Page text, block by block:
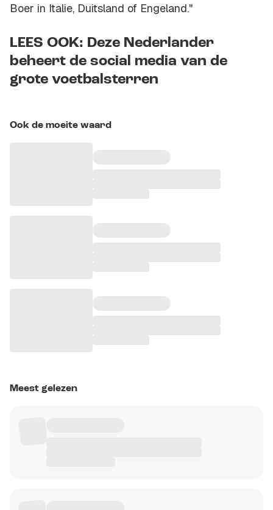
Boer in Italie, Duitsland of Engeland."
LEES OOK: Deze Nederlander
beheert de social media van de
grote voetbalsterren
Ook de moeite waard
Meest gelezen